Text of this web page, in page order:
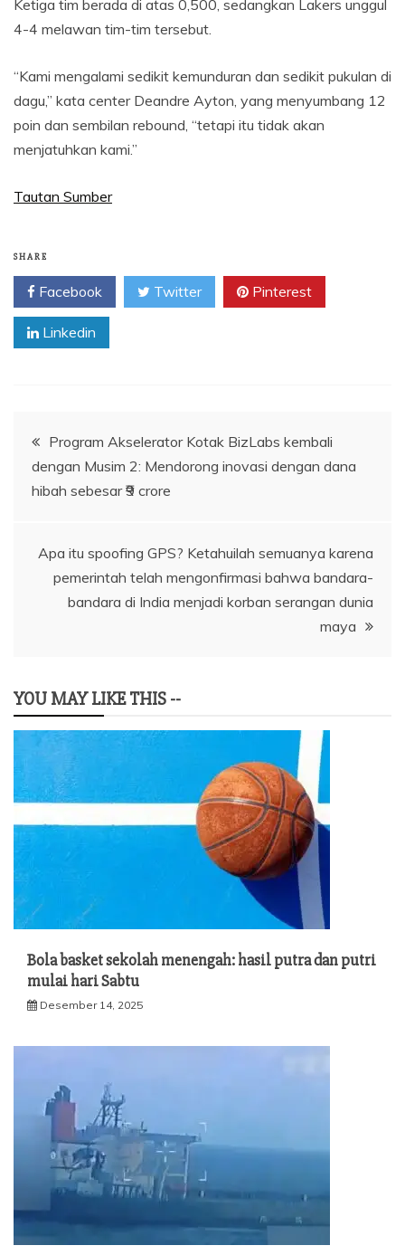
Ketiga tim berada di atas 0,500, sedangkan Lakers unggul
4-4 melawan tim-tim tersebut.
“Kami mengalami sedikit kemunduran dan sedikit pukulan di
dagu,” kata center Deandre Ayton, yang menyumbang 12
poin dan sembilan rebound, “tetapi itu tidak akan
menjatuhkan kami.”
Tautan Sumber
SHARE
Facebook Twitter Pinterest
Linkedin
Navigasi
pos
Program Akselerator Kotak BizLabs kembali
dengan Musim 2: Mendorong inovasi dengan dana
hibah sebesar ₹9 crore
Apa itu spoofing GPS? Ketahuilah semuanya karena
pemerintah telah mengonfirmasi bahwa bandara-
bandara di India menjadi korban serangan dunia
maya
YOU MAY LIKE THIS --
Bola basket sekolah menengah: hasil putra dan putri
mulai hari Sabtu
Desember 14, 2025